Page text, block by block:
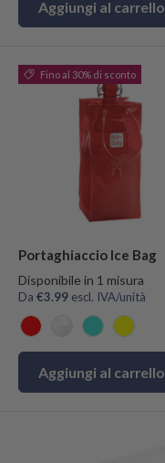
Aggiungi al carrello
Fino al 30% di sconto
Portaghiaccio Ice Bag
Disponibile in 1 misura
Da €3.99 escl. IVA/unità
RossoTrasparente
Turchese
Giallo
Aggiungi al carrello